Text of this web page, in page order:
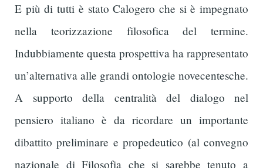
E più di tutti è stato Calogero che si è impegnato
nella teorizzazione filosofica del termine.
Indubbiamente questa prospettiva ha rappresentato
un’alternativa alle grandi ontologie novecentesche.
A supporto della centralità del dialogo nel
pensiero italiano è da ricordare un importante
dibattito preliminare e propedeutico (al convegno
nazionale di Filosofia che si sarebbe tenuto a